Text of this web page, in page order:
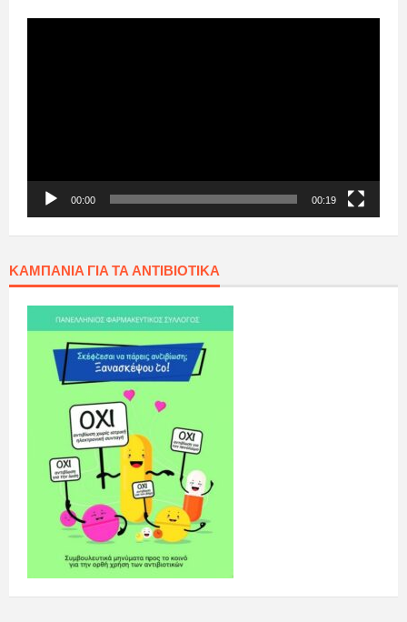
00:00 00:19
ΚΑΜΠΆΝΙΑ ΓΙΑ ΤΑ ΑΝΤΙΒΙΟΤΙΚΆ